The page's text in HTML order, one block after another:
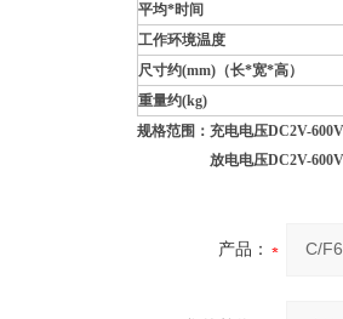
平均*时间
工作环境温度
尺寸约(mm)（长*宽*高）
重量约(kg)
规格范围：充电电压DC2V-
放电电压DC2V-600V，
产品：